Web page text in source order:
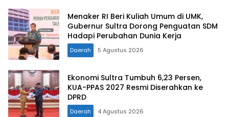
Menaker RI Beri Kuliah Umum di UMK,
Gubernur Sultra Dorong Penguatan SDM
Hadapi Perubahan Dunia Kerja
Daerah 5 Agustus 2026
Ekonomi Sultra Tumbuh 6,23 Persen,
KUA-PPAS 2027 Resmi Diserahkan ke
DPRD
Daerah 4 Agustus 2026